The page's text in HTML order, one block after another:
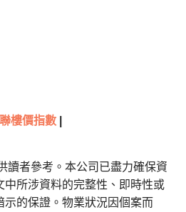
樓價指數|
讀者參考。本公司已盡力確保資
中所涉資料的完整性、即時性或
的保證。物業狀況因個案而